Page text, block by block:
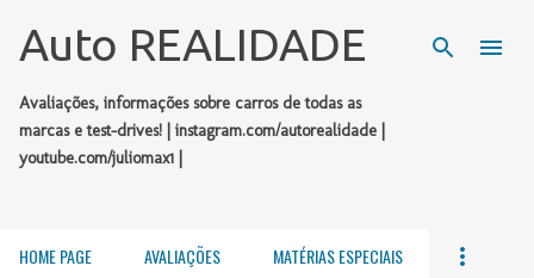
Pular para o conteúdo principal
Auto REALIDADE
Avaliações, informações sobre carros de todas as
marcas e test-drives! | instagram.com/autorealidade |
youtube.com/juliomax1 |
HOME PAGE AVALIAÇÕES MATÉRIAS ESPECIAIS